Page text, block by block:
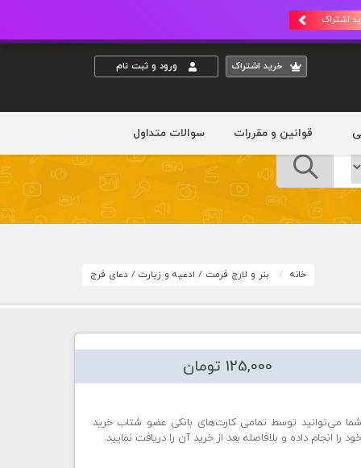
اشتراک
خريد اشتراک ورود و ثبت نام
قوانین و مقررات سوالات متداول
خانه بنر و لارج فرمت / ادعیه و زیارت / دعای فرج
125,000 تومان
شما می‌توانید توسط تمامی کارت‌های بانکی عضو شتاب خرید
خود را انجام داده و بلافاصله بعد از خرید آن را دریافت نمایید.